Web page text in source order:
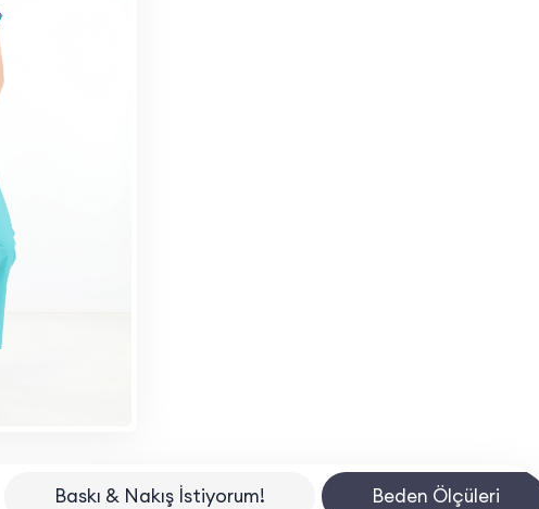
Baskı & Nakış İstiyorum! Beden Ölçüleri